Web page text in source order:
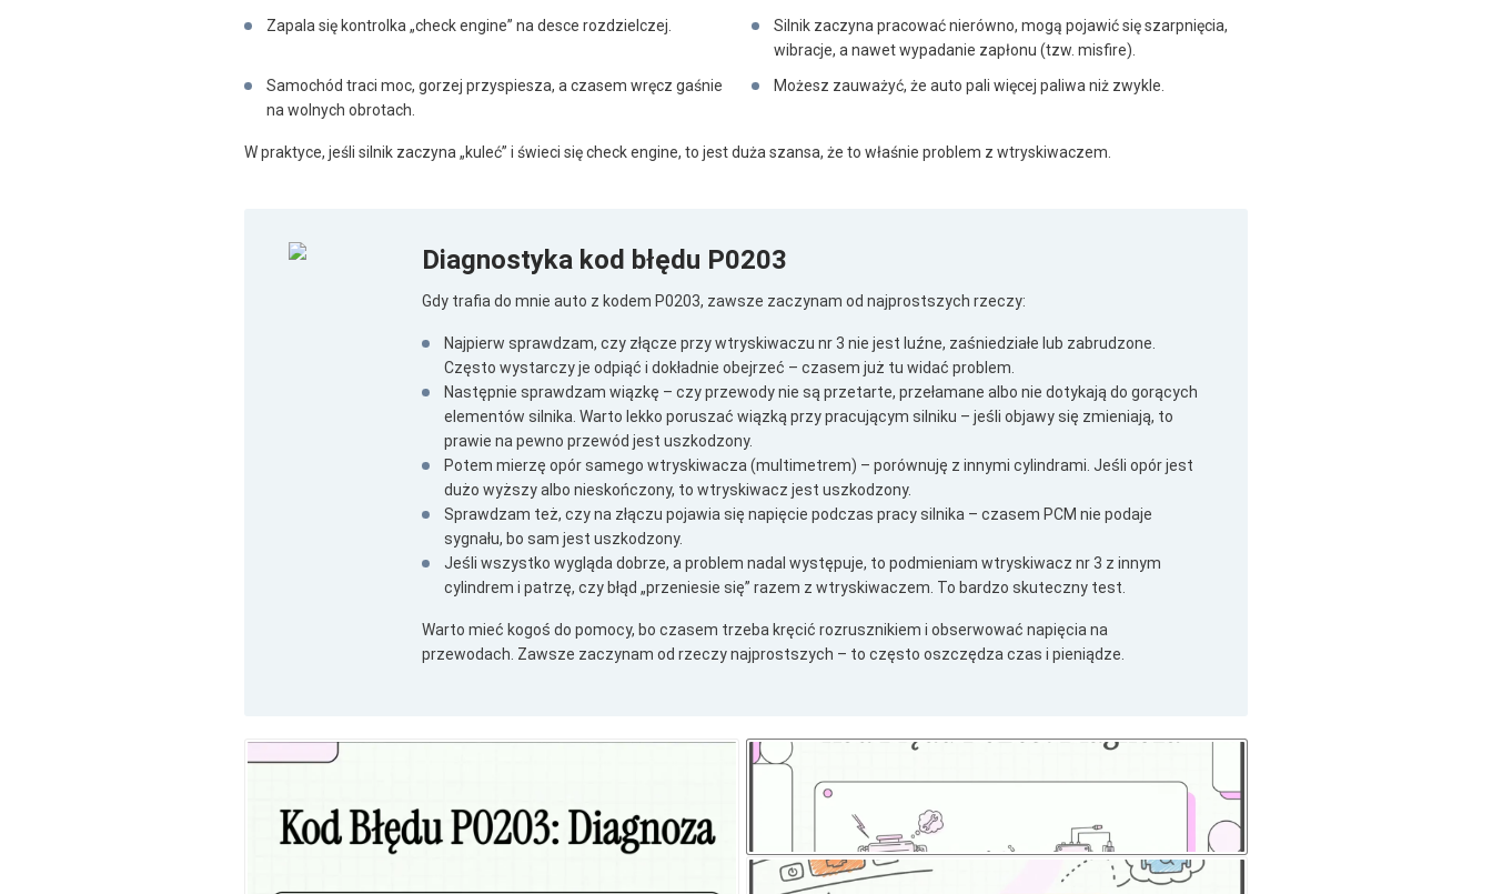
Zapala się kontrolka „check engine” na desce rozdzielczej.
Silnik zaczyna pracować nierówno, mogą pojawić się szarpnięcia,
wibracje, a nawet wypadanie zapłonu (tzw. misfire).
Samochód traci moc, gorzej przyspiesza, a czasem wręcz gaśnie
na wolnych obrotach.
Możesz zauważyć, że auto pali więcej paliwa niż zwykle.
W praktyce, jeśli silnik zaczyna „kuleć” i świeci się check engine, to jest duża szansa, że to właśnie problem z wtryskiwaczem.
Diagnostyka kod błędu P0203
Gdy trafia do mnie auto z kodem P0203, zawsze zaczynam od najprostszych rzeczy:
Najpierw sprawdzam, czy złącze przy wtryskiwaczu nr 3 nie jest luźne, zaśniedziałe lub zabrudzone.
Często wystarczy je odpiąć i dokładnie obejrzeć – czasem już tu widać problem.
Następnie sprawdzam wiązkę – czy przewody nie są przetarte, przełamane albo nie dotykają do gorących
elementów silnika. Warto lekko poruszać wiązką przy pracującym silniku – jeśli objawy się zmieniają, to
prawie na pewno przewód jest uszkodzony.
Potem mierzę opór samego wtryskiwacza (multimetrem) – porównuję z innymi cylindrami. Jeśli opór jest
dużo wyższy albo nieskończony, to wtryskiwacz jest uszkodzony.
Sprawdzam też, czy na złączu pojawia się napięcie podczas pracy silnika – czasem PCM nie podaje
sygnału, bo sam jest uszkodzony.
Jeśli wszystko wygląda dobrze, a problem nadal występuje, to podmieniam wtryskiwacz nr 3 z innym
cylindrem i patrzę, czy błąd „przeniesie się” razem z wtryskiwaczem. To bardzo skuteczny test.
Warto mieć kogoś do pomocy, bo czasem trzeba kręcić rozrusznikiem i obserwować napięcia na
przewodach. Zawsze zaczynam od rzeczy najprostszych – to często oszczędza czas i pieniądze.